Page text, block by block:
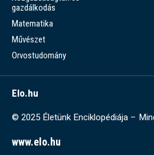
gazdálkodás
Matematika
Művészet
Orvostudomány
Elo.hu
© 2025 Életünk Enciklopédiája –
www.elo.hu